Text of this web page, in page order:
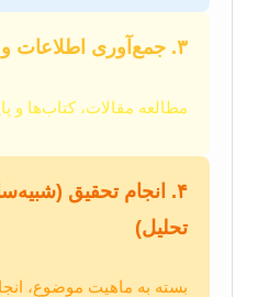
۳. جمع‌آوری اطلاعات و پیشینه تحقیق
مطالعه مقالات، کتاب‌ها و
۴. انجام تحقیق
تحلیل)
بسته به ماهیت موضوع،